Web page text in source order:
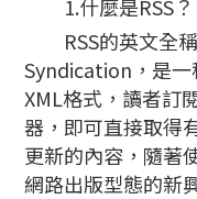
1.什麼是RSS？
RSS的英文全
Syndication，是一
XML格式，讀者訂
器，即可直接取得
更新的內容，隨著
網路出版型態的新